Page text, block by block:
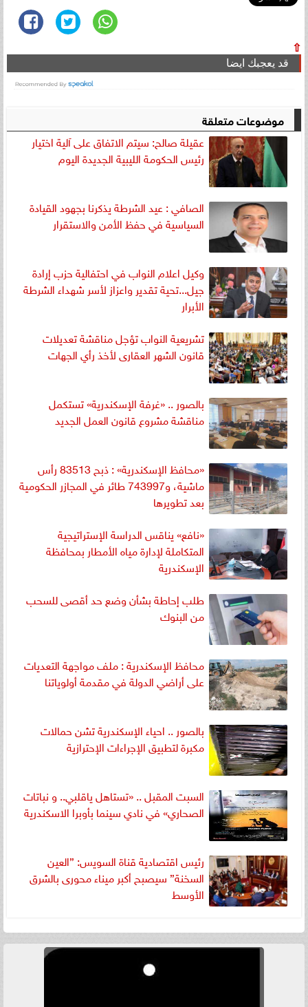
⇧
قد يعجبك ايضا
موضوعات متعلقة
عقيلة صالح: سيتم الاتفاق على آلية اختيار
رئيس الحكومة الليبية الجديدة اليوم
الصافي : عيد الشرطة يذكرنا بجهود القيادة
السياسية في حفظ الأمن والاستقرار
وكيل اعلام النواب في احتفالية حزب إرادة
جيل...تحية تقدير واعزاز لأسر شهداء الشرطة
الأبرار
تشريعية النواب تؤجل مناقشة تعديلات
قانون الشهر العقارى لأخذ رأي الجهات
بالصور .. «غرفة الإسكندرية» تستكمل
مناقشة مشروع قانون العمل الجديد
«محافظ الإسكندرية» : ذبح 83513 رأس
ماشية، و743997 طائر في المجازر الحكومية
بعد تطويرها
«نافع» يناقس الدراسة الإستراتيجية
المتكاملة لإدارة مياه الأمطار بمحافظة
الإسكندرية
طلب إحاطة بشأن وضع حد أقصى للسحب
من البنوك
محافظ الإسكندرية : ملف مواجهة التعديات
على أراضي الدولة في مقدمة أولوياتنا
بالصور .. احياء الإسكندرية تشن حمالات
مكبرة لتطبيق الإجراءات الإحترازية
السبت المقبل .. «تستاهل ياقلبي.. و نباتات
الصحاري» في نادي سينما بأوبرا الاسكندرية
رئيس اقتصادية قناة السويس: ”العين
السخنة” سيصبح أكبر ميناء محورى بالشرق
الأوسط